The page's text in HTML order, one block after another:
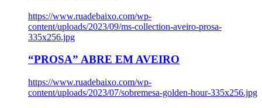
https://www.ruadebaixo.com/wp-
content/uploads/2023/09/ms-collection-aveiro-prosa-
335x256.jpg
“PROSA” ABRE EM AVEIRO
https://www.ruadebaixo.com/wp-
content/uploads/2023/07/sobremesa-golden-hour-335x256.jpg